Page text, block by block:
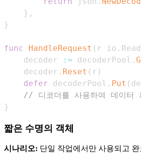
} ,
}
func HandleRequest ( r io .
    decoder
:= decoderPool .
    decoder
. Reset ( r )
defer decoderPool . Put (
// 디코더를 사용하여 데이터
}
짧은 수명의 객체
시나리오: 단일 작업에서만 사용되고